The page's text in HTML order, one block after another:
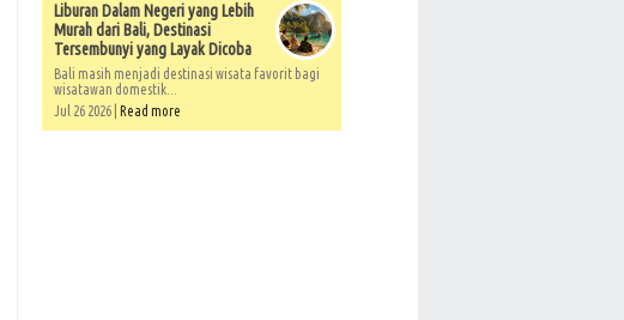
Liburan Dalam Negeri yang Lebih
Murah dari Bali, Destinasi
Tersembunyi yang Layak Dicoba
Bali masih menjadi destinasi wisata favorit bagi
wisatawan domestik...
Jul 26 2026 | Read more